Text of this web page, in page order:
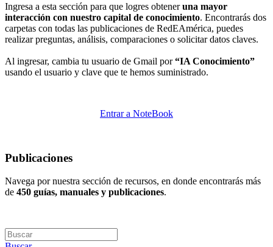
Ingresa a esta sección para que logres obteneruna mayor
interacción con nuestro capital de conocimiento. Encontrarás dos
carpetas con todas las publicaciones de RedEAmérica, puedes
realizar preguntas, análisis, comparaciones o solicitar datos claves.
Al ingresar, cambia tu usuario de Gmail por“IA Conocimiento”
usando el usuario y clave que te hemos suministrado.
Entrar a NoteBook
Publicaciones
Navega por nuestra sección de recursos, en donde encontrarás más
de 450 guías, manuales y publicaciones.